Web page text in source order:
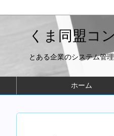
くま同盟コ
とある企業のシステム管
ホーム